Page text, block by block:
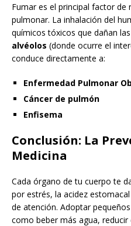
Fumar es el principal factor de
pulmonar. La inhalación del
químicos tóxicos que dañan
alvéolos (donde ocurre el
conduce directamente a:
Enfermedad Pulmonar
Cáncer de pulmón
Enfisema
Conclusión: La
Medicina
Cada órgano de tu cuerpo te
por estrés, la acidez
de atención. Adoptar
como beber más agua,